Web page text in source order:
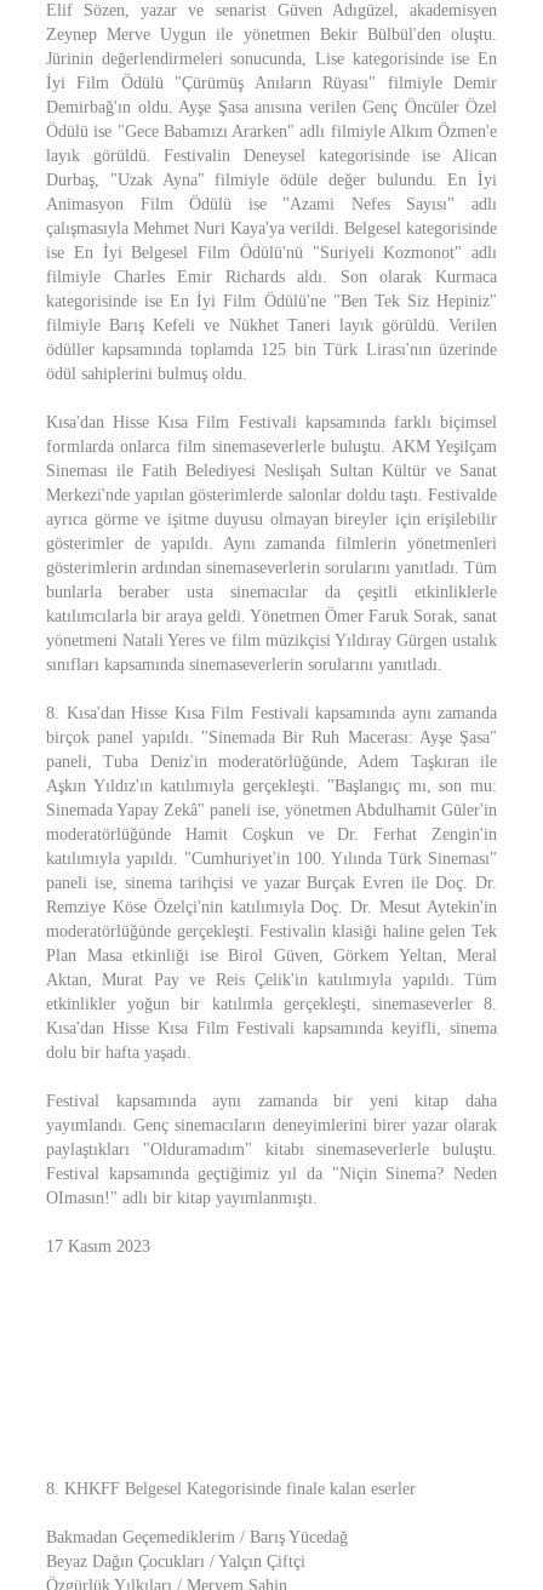
Elif Sözen, yazar ve senarist Güven Adıgüzel, akademisyen
Zeynep Merve Uygun ile yönetmen Bekir Bülbül'den oluştu.
Jürinin değerlendirmeleri sonucunda, Lise kategorisinde ise En
İyi Film Ödülü "Çürümüş Anıların Rüyası" filmiyle Demir
Demirbağ'ın oldu. Ayşe Şasa anısına verilen Genç Öncüler Özel
Ödülü ise "Gece Babamızı Ararken" adlı filmiyle Alkım Özmen'e
layık görüldü. Festivalin Deneysel kategorisinde ise Alican
Durbaş, "Uzak Ayna" filmiyle ödüle değer bulundu. En İyi
Animasyon Film Ödülü ise "Azami Nefes Sayısı" adlı
çalışmasıyla Mehmet Nuri Kaya'ya verildi. Belgesel kategorisinde
ise En İyi Belgesel Film Ödülü'nü "Suriyeli Kozmonot" adlı
filmiyle Charles Emir Richards aldı. Son olarak Kurmaca
kategorisinde ise En İyi Film Ödülü'ne "Ben Tek Siz Hepiniz"
filmiyle Barış Kefeli ve Nükhet Taneri layık görüldü. Verilen
ödüller kapsamında toplamda 125 bin Türk Lirası'nın üzerinde
ödül sahiplerini bulmuş oldu.
Kısa'dan Hisse Kısa Film Festivali kapsamında farklı biçimsel
formlarda onlarca film sinemaseverlerle buluştu. AKM Yeşilçam
Sineması ile Fatih Belediyesi Neslişah Sultan Kültür ve Sanat
Merkezi'nde yapılan gösterimlerde salonlar doldu taştı. Festivalde
ayrıca görme ve işitme duyusu olmayan bireyler için erişilebilir
gösterimler de yapıldı. Aynı zamanda filmlerin yönetmenleri
gösterimlerin ardından sinemaseverlerin sorularını yanıtladı. Tüm
bunlarla beraber usta sinemacılar da çeşitli etkinliklerle
katılımcılarla bir araya geldi. Yönetmen Ömer Faruk Sorak, sanat
yönetmeni Natali Yeres ve film müzikçisi Yıldıray Gürgen ustalık
sınıfları kapsamında sinemaseverlerin sorularını yanıtladı.
8. Kısa'dan Hisse Kısa Film Festivali kapsamında aynı zamanda
birçok panel yapıldı. "Sinemada Bir Ruh Macerası: Ayşe Şasa"
paneli, Tuba Deniz'in moderatörlüğünde, Adem Taşkıran ile
Aşkın Yıldız'ın katılımıyla gerçekleşti. "Başlangıç mı, son mu:
Sinemada Yapay Zekâ" paneli ise, yönetmen Abdulhamit Güler'in
moderatörlüğünde Hamit Coşkun ve Dr. Ferhat Zengin'in
katılımıyla yapıldı. "Cumhuriyet'in 100. Yılında Türk Sineması"
paneli ise, sinema tarihçisi ve yazar Burçak Evren ile Doç. Dr.
Remziye Köse Özelçi'nin katılımıyla Doç. Dr. Mesut Aytekin'in
moderatörlüğünde gerçekleşti. Festivalin klasiği haline gelen Tek
Plan Masa etkinliği ise Birol Güven, Görkem Yeltan, Meral
Aktan, Murat Pay ve Reis Çelik'in katılımıyla yapıldı. Tüm
etkinlikler yoğun bir katılımla gerçekleşti, sinemaseverler 8.
Kısa'dan Hisse Kısa Film Festivali kapsamında keyifli, sinema
dolu bir hafta yaşadı.
Festival kapsamında aynı zamanda bir yeni kitap daha
yayımlandı. Genç sinemacıların deneyimlerini birer yazar olarak
paylaştıkları "Olduramadım" kitabı sinemaseverlerle buluştu.
Festival kapsamında geçtiğimiz yıl da "Niçin Sinema? Neden
OImasın!" adlı bir kitap yayımlanmıştı.
17 Kasım 2023
8. KHKFF Belgesel Kategorisinde finale kalan eserler
Bakmadan Geçemediklerim / Barış Yücedağ
Beyaz Dağın Çocukları / Yalçın Çiftçi
Özgürlük Yılkıları / Meryem Şahin